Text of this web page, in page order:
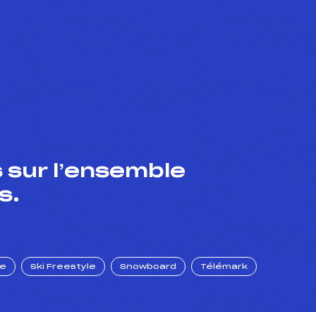
l’ensemble
Ski Freestyle Snowboard Télémark